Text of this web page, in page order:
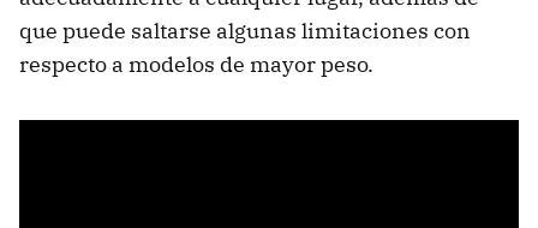
que puede saltarse algunas limitaciones con
respecto a modelos de mayor peso.